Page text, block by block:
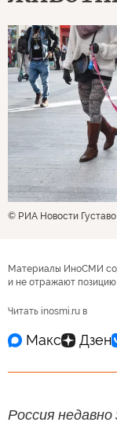
© РИА Новости
Материалы ИноСМИ
и не отражают
Читать inosmi.ru в
Россия